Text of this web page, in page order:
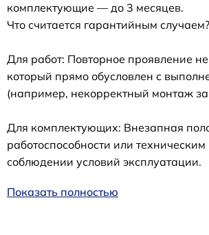
комплектующие — до 3 месяцев.
Что считается гарантийным случаем?
Для работ: Повторное проявление
который прямо обусловлен с
(например, некорректный монтаж
Для комплектующих: Внезапная
работоспособности или
соблюдении условий эксплуатации.
Показать полностью